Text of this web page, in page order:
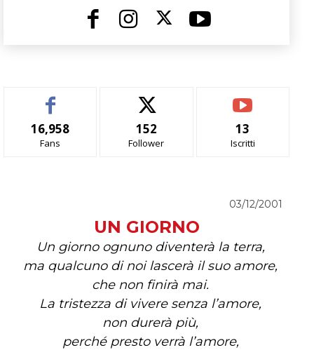
16,958
Fans
152
Follower
13
Iscritti
03/12/2001
UN GIORNO
Un giorno ognuno diventerà la terra,
ma qualcuno di noi lascerà il suo amore,
che non finirà mai.
La tristezza di vivere senza l’amore,
non durerà più,
perché presto verrà l’amore,